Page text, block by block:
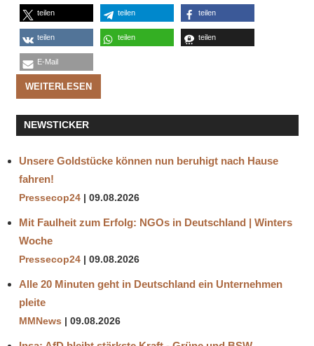
teilen teilen teilen
teilen teilen teilen
E-Mail
WEITERLESEN
NEWSTICKER
Unsere Goldstücke können nun beruhigt nach Hause
fahren!
Pressecop24 09.08.2026
Mit Faulheit zum Erfolg: NGOs in Deutschland | Winters
Woche
Pressecop24 09.08.2026
Alle 20 Minuten geht in Deutschland ein Unternehmen
pleite
MMNews 09.08.2026